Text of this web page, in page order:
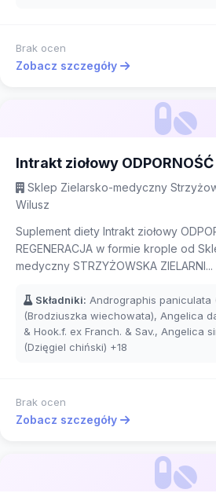
Brak ocen
Zobacz szczegóły
Intrakt ziołowy ODPORNOŚĆ
Sklep Zielarsko-medyczny
Wilusz
Suplement diety Intrakt ziołowy
REGENERACJA w formie krople od
medyczny STRZYŻOWSKA ZIELARNI...
Składniki: Andrographis paniculata
(Brodziuszka wiechowata), Angelica
& Hook.f. ex Franch. & Sav., Angelica
(Dzięgiel chiński) +18
Brak ocen
Zobacz szczegóły